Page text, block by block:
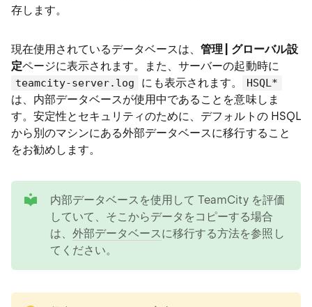
存します。
現在使用されているデータベースは、管理 | グローバル設
定ページに表示されます。また、サーバーの起動時に
teamcity-server.log にも表示されます。 HSQL*
は、内部データベースが使用中であることを意味しま
す。安定性とセキュリティのために、デフォルトの HSQL
から別のマシンにある外部データベースに移行すること
をお勧めします。
内部データベースを使用して TeamCity を評価
していて、そこからデータをコピーする場合
は、外部データベース に移行する方法を参照し
てください。